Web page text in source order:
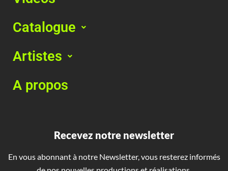
Catalogue
Artistes
A propos
Recevez notre newsletter
En vous abonnant à notre Newsletter, vous resterez informés